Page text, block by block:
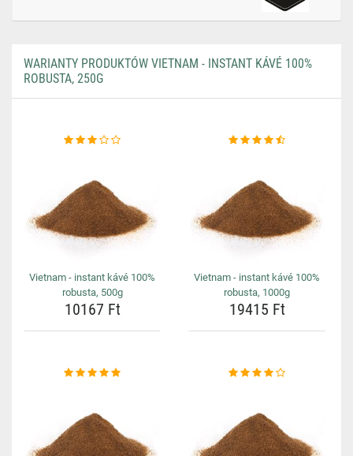
WARIANTY PRODUKTÓW VIETNAM - INSTANT KÁVÉ 100%
ROBUSTA, 250G
Vietnam - instant kávé 100%
robusta, 500g
10167 Ft
Vietnam - instant kávé 100%
robusta, 1000g
19415 Ft